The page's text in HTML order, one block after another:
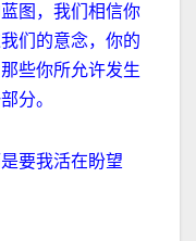
图，我们相信你
们的意念，你的
些你所允许发生
分。
要我活在盼望